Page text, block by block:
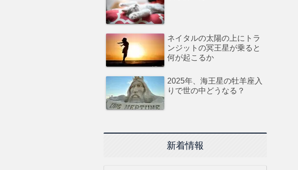
ネイタルの太陽の上にトラ
ンジットの冥王星が乗ると
何が起こるか
2025年、海王星の牡羊座入
りで世の中どうなる？
新着情報